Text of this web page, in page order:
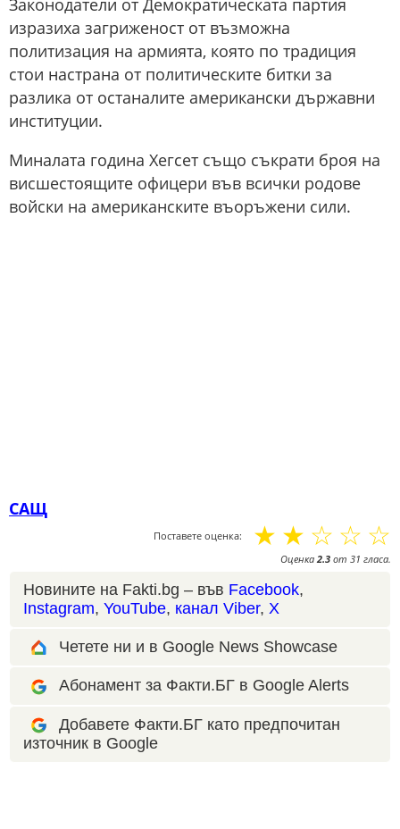
Законодатели от Демократическата партия
изразиха загриженост от възможна
политизация на армията, която по традиция
стои настрана от политическите битки за
разлика от останалите американски държавни
институции.
Миналата година Хегсет също съкрати броя на
висшестоящите офицери във всички родове
войски на американските въоръжени сили.
САЩ
Поставете оценка: ☆
☆
☆
☆
☆
Оценка2.3 от 31 гласа.
Новините на Fakti.bg – във Facebook,
Instagram, YouTube, канал Viber, X
Четете ни и в Google News Showcase
Абонамент за Факти.БГ в Google Alerts
Добавете Факти.БГ като предпочитан
източник в Google